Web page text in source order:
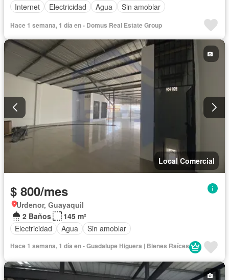
Internet
Electricidad Agua Sin amoblar
Hace 1 semana, 1 día en - Domus Real Estate Group
Local Comercial
$ 800/mes
Urdenor, Guayaquil
2 Baños
145 m²
Electricidad
Agua Sin amoblar
Hace 1 semana, 1 día en - Guadalupe Higuera | Bienes Raíces